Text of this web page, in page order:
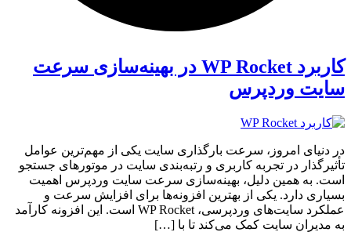
کاربرد WP Rocket در بهینه‌سازی سرعت
سایت وردپرس
در دنیای امروز، سرعت بارگذاری سایت یکی از مهم‌ترین عوامل
تأثیرگذار در تجربه کاربری و رتبه‌بندی سایت در موتورهای جستجو
است. به همین دلیل، بهینه‌سازی سرعت سایت وردپرس اهمیت
بسیاری دارد. یکی از بهترین افزونه‌ها برای افزایش سرعت و
عملکرد سایت‌های وردپرسی، WP Rocket است. این افزونه کارآمد
به مدیران سایت کمک می‌کند تا با […]